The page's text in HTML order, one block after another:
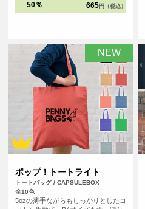
50％ 665 円（税込）
NEW
ポップ！トートライト
トートバッグ / CAPSULEBOX
全10色
5ozの薄手ながらもしっかりとしたコ